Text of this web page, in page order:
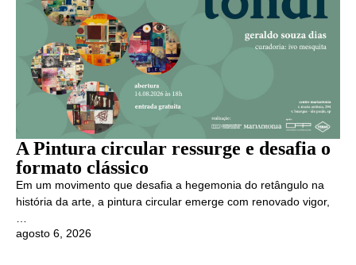
A Pintura circular ressurge e desafia o
formato clássico
Em um movimento que desafia a hegemonia do retângulo na
história da arte, a pintura circular emerge com renovado vigor,
…
agosto 6, 2026